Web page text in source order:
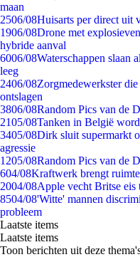
maan
2506/08Huisarts per direct uit
1906/08Drone met
hybride aanval
6006/08Waterschappen slaan
leeg
2406/08Zorgmedewerkster
ontslagen
3806/08Random Pics van de
2105/08Tanken in België
3405/08Dirk sluit supermarkt
agressie
1205/08Random Pics van de
604/08Kraftwerk brengt
2004/08Apple vecht Britse
8504/08'Witte' mannen
probleem
Laatste items
Laatste items
Toon berichten uit deze